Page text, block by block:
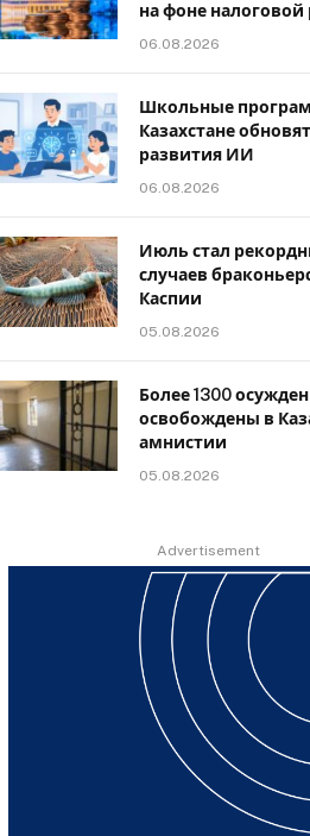
на фоне
06.08.2026
Школьные
Казахстане
развития ИИ
06.08.2026
Июль стал
случаев
Каспии
05.08.2026
Более 1300
освобождены в
амнистии
05.08.2026
Advertisement